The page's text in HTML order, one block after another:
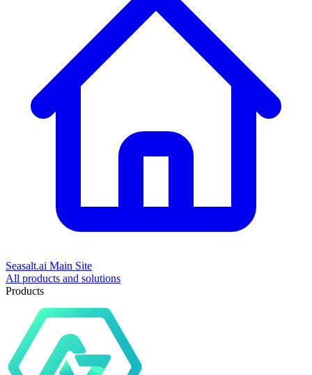
Seasalt.ai Main Site
All products and solutions
Products